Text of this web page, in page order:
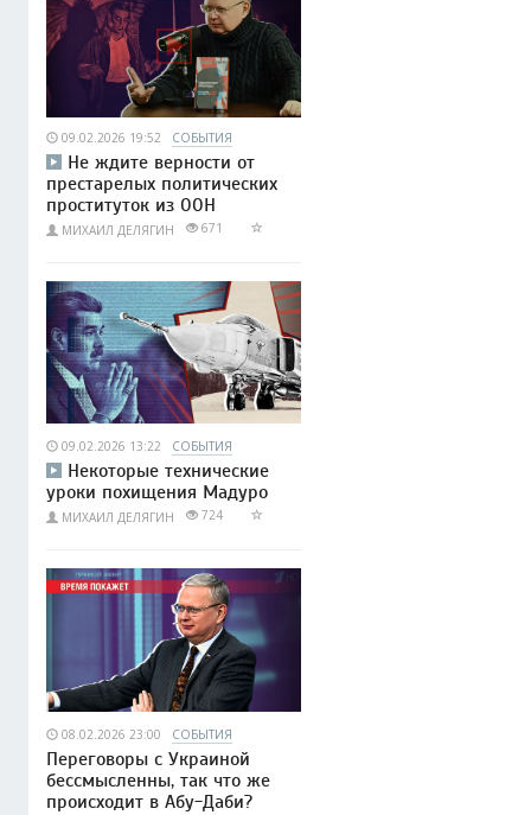
09.02.2026 19:52 СОБЫТИЯ
Не ждите верности от
престарелых политических
проституток из ООН
МИХАИЛ ДЕЛЯГИН 671
09.02.2026 13:22 СОБЫТИЯ
Некоторые технические
уроки похищения Мадуро
МИХАИЛ ДЕЛЯГИН 724
08.02.2026 23:00 СОБЫТИЯ
Переговоры с Украиной
бессмысленны, так что же
происходит в Абу-Даби?